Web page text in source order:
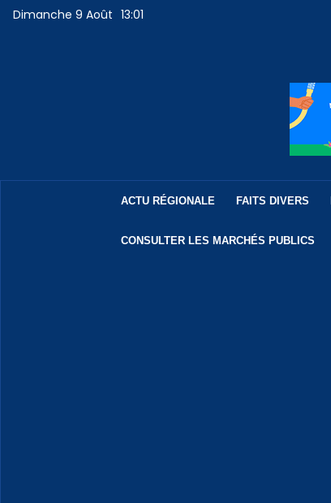
Dimanche 9 Août 13:01
ACTU RÉGIONALE FAITS DIVERS
CONSULTER LES MARCHÉS PUBLICS